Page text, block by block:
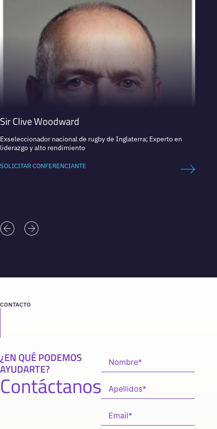
Sir Clive Woodward
Exseleccionador nacional de rugby de Inglaterra; Experto en
liderazgo y alto rendimiento
SOLICITAR CONFERENCIANTE
CONTACTO
¿EN QUÉ PODEMOS
AYUDARTE?
Contáctanos